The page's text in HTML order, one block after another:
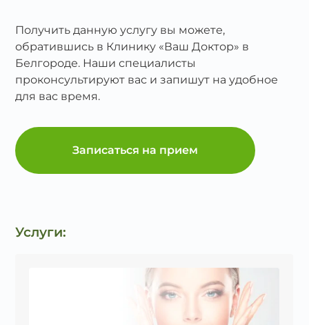
Получить данную услугу вы можете,
обратившись в Клинику «Ваш Доктор» в
Белгороде. Наши специалисты
проконсультируют вас и запишут на удобное
для вас время.
Записаться на прием
Услуги: